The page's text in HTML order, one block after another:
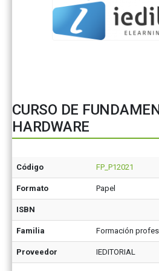
CURSO DE
HARDWARE
Código FP_P12021
Formato Papel
ISBN
Familia Formación
Proveedor IEDITORIAL